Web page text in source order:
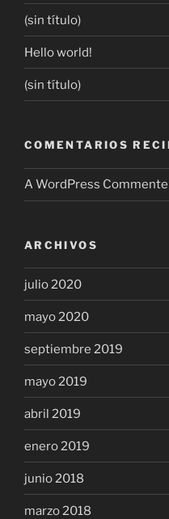
(sin título)
Hello world!
(sin título)
COMENTARIOS
A WordPress
ARCHIVOS
julio 2020
mayo 2020
septiembre 2019
mayo 2019
abril 2019
enero 2019
junio 2018
marzo 2018